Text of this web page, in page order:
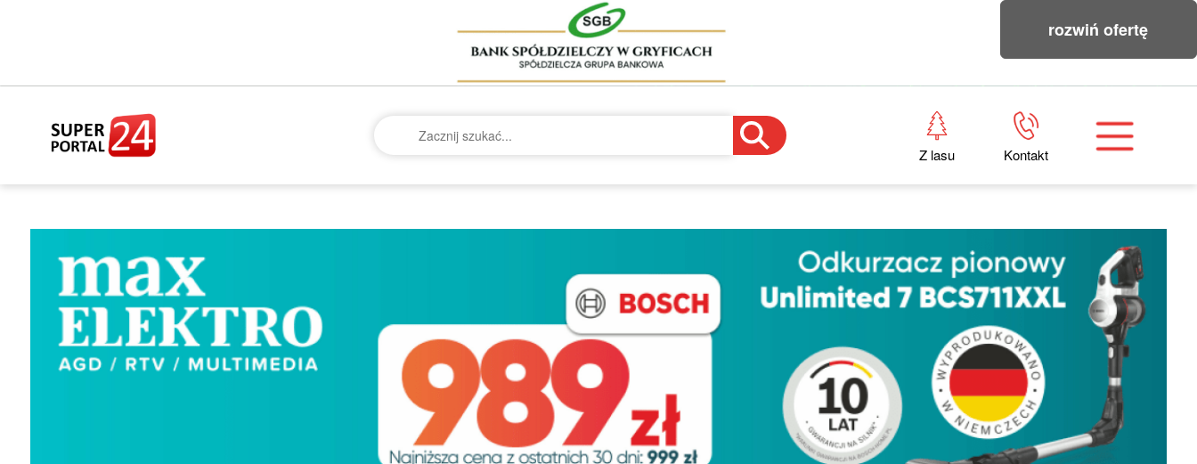
rozwiń ofertę
Z lasu Kontakt